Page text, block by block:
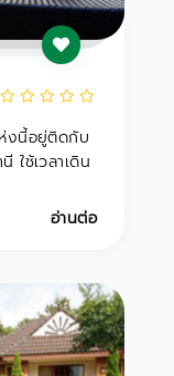
งนี้อยู่ติดกับ
ใช้เวลาเดิน
อ่านต่อ